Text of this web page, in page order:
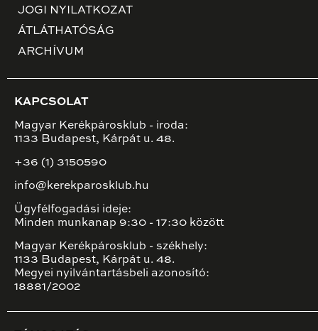
JOGI NYILATKOZAT
ÁTLÁTHATÓSÁG
ARCHÍVUM
KAPCSOLAT
Magyar Kerékpárosklub - iroda:
1133 Budapest, Kárpát u. 48.
+36 (1) 3150590
info@kerekparosklub.hu
Ügyfélfogadási ideje:
Minden munkanap 9:30 - 17:30 között
Magyar Kerékpárosklub - székhely:
1133 Budapest, Kárpát u. 48.
Megyei nyilvántartásbeli azonosító:
18881/2002